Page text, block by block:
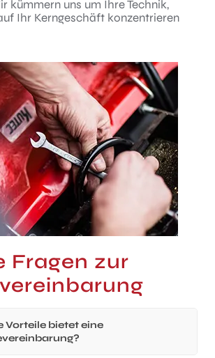
kümmern uns um Ihre Technik,
Ihr Kerngeschäft konzentrieren
Fragen zur
Vorteile bietet eine